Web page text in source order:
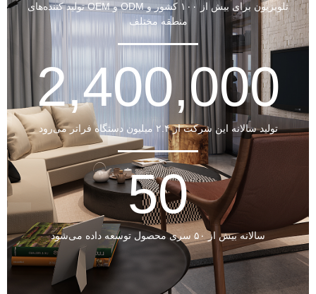
تولید کننده‌های OEM و ODM تلویزیون برای بیش از ۱۰۰ کشور و
منطقه مختلف
2,400,000
تولید سالانه این شرکت از ۲.۴ میلیون دستگاه فراتر می‌رود
50
سالانه بیش از ۵۰ سری محصول توسعه داده می‌شود